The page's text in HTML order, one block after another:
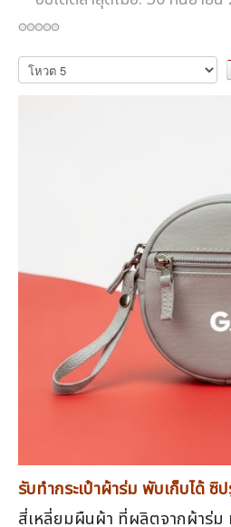
กรุณา
ให้
รับทำกระเป๋าผ้าร่ม พับเก็บได้ ซิ
สี่เหลี่ยมผืนผ้า ที่ผลิตจากผ้าร่